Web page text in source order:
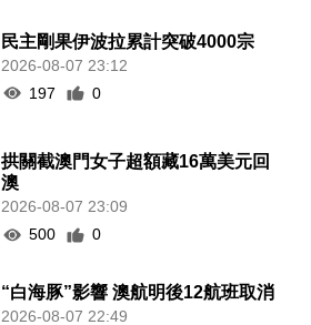
民主剛果伊波拉累計突破4000宗
2026-08-07 23:12
197
0
拱關截澳門女子超額藏16萬美元回
澳
2026-08-07 23:09
500
0
“白海豚”影響 澳航明後12航班取消
2026-08-07 22:49